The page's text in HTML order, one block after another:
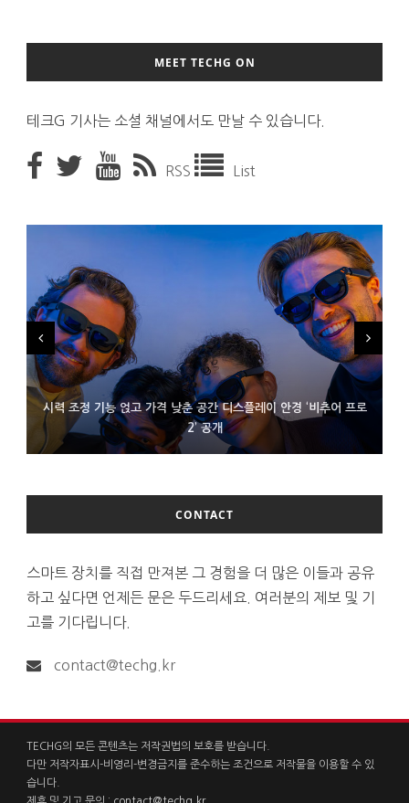
MEET TECHG ON
테크G 기사는 소셜 채널에서도 만날 수 있습니다.
RSS List
시력 조정 기능 얹고 가격 낮춘 공간 디스플레이 안경 ‘비추어 프로
2’ 공개
D램 부족에 10억달러어치 아이폰18 프로세서 패키징 대기 중
300~400달러 반지형 스피커 준비하는 오픈AI
CONTACT
스마트 장치를 직접 만져본 그 경험을 더 많은 이들과 공유
하고 싶다면 언제든 문은 두드리세요. 여러분의 제보 및 기
고를 기다립니다.
contact@techg.kr
TECHG의 모든 콘텐츠는 저작권법의 보호를 받습니다.
다만 저작자표시-비영리-변경금지를 준수하는 조건으로 저작물을 이용할 수 있
습니다.